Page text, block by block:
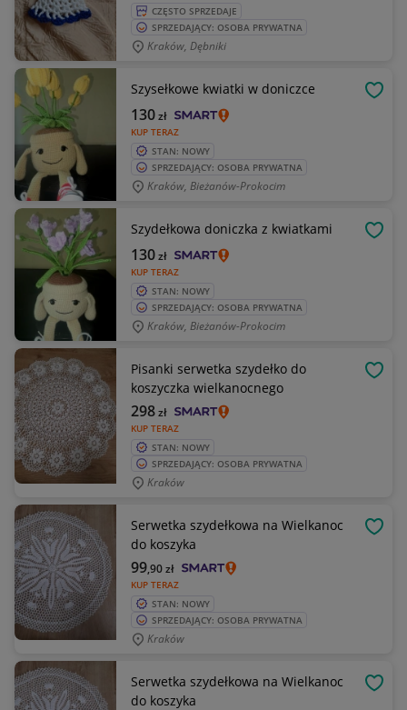
CZĘSTO SPRZEDAJE
SPRZEDAJĄCY: OSOBA PRYWATNA
Kraków, Dębniki
Szysełkowe kwiatki w doniczce
KUP TERAZ
130zł
STAN: NOWY
SPRZEDAJĄCY: OSOBA PRYWATNA
Kraków, Bieżanów-Prokocim
Szydełkowa doniczka z kwiatkami
KUP TERAZ
130zł
STAN: NOWY
SPRZEDAJĄCY: OSOBA PRYWATNA
Kraków, Bieżanów-Prokocim
Pisanki serwetka szydełko do
koszyczka wielkanocnego
KUP TERAZ
298zł
STAN: NOWY
SPRZEDAJĄCY: OSOBA PRYWATNA
Kraków
Serwetka szydełkowa na Wielkanoc
do koszyka
KUP TERAZ
99,90zł
STAN: NOWY
SPRZEDAJĄCY: OSOBA PRYWATNA
Kraków
Serwetka szydełkowa na Wielkanoc
do koszyka